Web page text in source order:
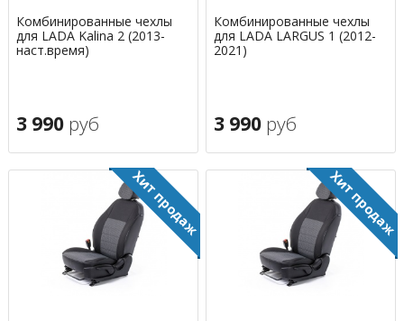
Комбинированные чехлы
для LADA Kalina 2 (2013-
наст.время)
3 990 руб
Комбинированные чехлы
для LADA LARGUS 1 (2012-
2021)
3 990 руб